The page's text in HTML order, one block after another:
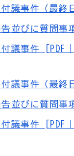
議事件（最終
並びに質問事
議事件 [PDF
議事件（最終
並びに質問事
議事件 [PDF